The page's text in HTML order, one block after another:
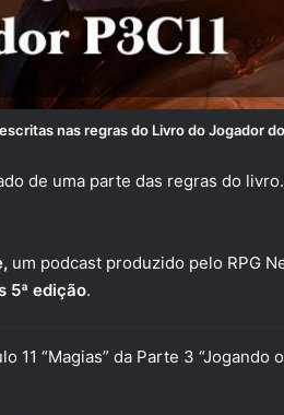
nas regras do Livro do Jogador do
de uma parte das regras do
um podcast produzido pelo RPG
5ª edição.
“Magias” da Parte 3 “Jogando